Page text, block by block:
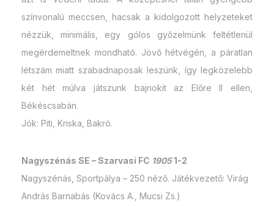
színvonalú meccsen, hacsak a kidolgozott helyzeteket
nézzük, minimális, egy gólos győzelmünk feltétlenül
megérdemeltnek mondható. Jövő hétvégén, a páratlan
létszám miatt szabadnaposak leszünk, így legközelebb
két hét múlva játszunk bajnokit az Előre II ellen,
Békéscsabán.
Jók: Piti, Kriska, Bakró.
Nagyszénás SE – Szarvasi FC 19051-2
Nagyszénás, Sportpálya – 250 néző. Játékvezető: Virág
András Barnabás (Kovács A., Mucsi Zs.)